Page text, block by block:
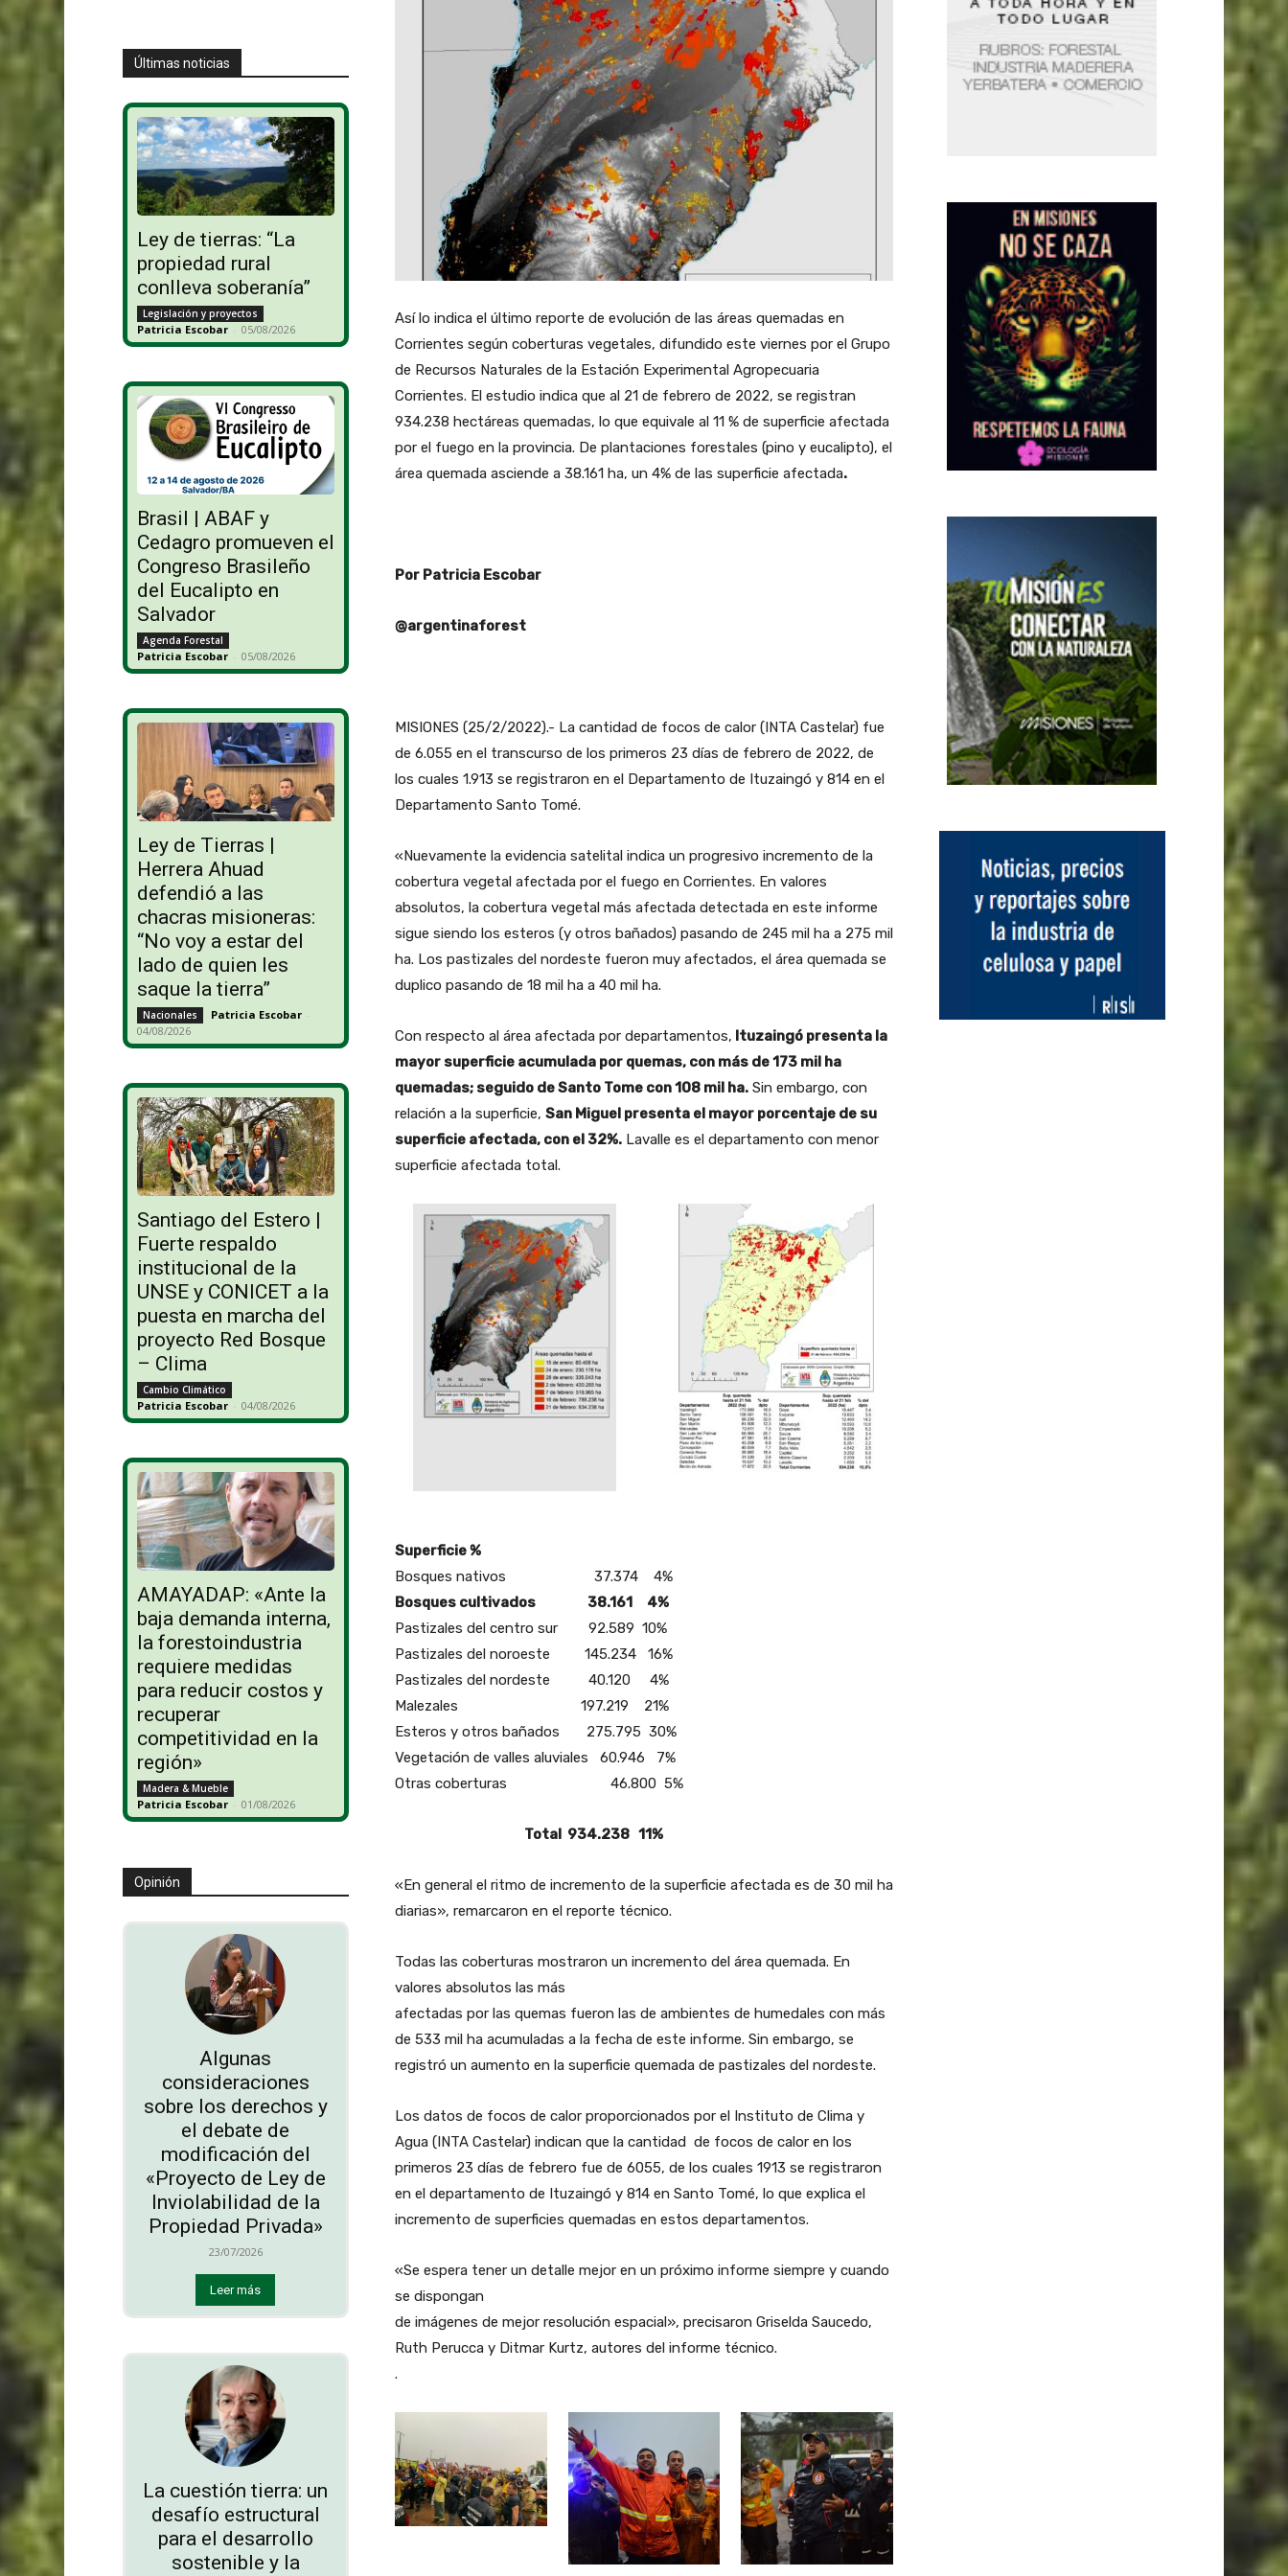
Últimas noticias
Ley de tierras: “La
propiedad rural
conlleva soberanía”
Legislación y proyectos
Patricia Escobar - 05/08/2026
Brasil | ABAF y
Cedagro promueven el
Congreso Brasileño
del Eucalipto en
Salvador
Agenda Forestal
Patricia Escobar - 05/08/2026
Ley de Tierras |
Herrera Ahuad
defendió a las
chacras misioneras:
“No voy a estar del
lado de quien les
saque la tierra”
Nacionales Patricia Escobar -
04/08/2026
Santiago del Estero |
Fuerte respaldo
institucional de la
UNSE y CONICET a la
puesta en marcha del
proyecto Red Bosque
– Clima
Cambio Climático
Patricia Escobar - 04/08/2026
AMAYADAP: «Ante la
baja demanda interna,
la forestoindustria
requiere medidas
para reducir costos y
recuperar
competitividad en la
región»
Madera & Mueble
Patricia Escobar - 01/08/2026
Opinión
Algunas
consideraciones
sobre los derechos y
el debate de
modificación del
«Proyecto de Ley de
Inviolabilidad de la
Propiedad Privada»
23/07/2026
Leer más
La cuestión tierra: un
desafío estructural
para el desarrollo
sostenible y la
Así lo indica el último reporte de evolución de las áreas quemadas en
Corrientes según coberturas vegetales, difundido este viernes por el Grupo
de Recursos Naturales de la Estación Experimental Agropecuaria
Corrientes. El estudio indica que al 21 de febrero de 2022, se registran
934.238 hectáreas quemadas, lo que equivale al 11 % de superficie afectada
por el fuego en la provincia. De plantaciones forestales (pino y eucalipto), el
área quemada asciende a 38.161 ha, un 4% de las superficie afectada.
Por Patricia Escobar
@argentinaforest
MISIONES (25/2/2022).- La cantidad de focos de calor (INTA Castelar) fue
de 6.055 en el transcurso de los primeros 23 días de febrero de 2022, de
los cuales 1.913 se registraron en el Departamento de Ituzaingó y 814 en el
Departamento Santo Tomé.
«Nuevamente la evidencia satelital indica un progresivo incremento de la
cobertura vegetal afectada por el fuego en Corrientes. En valores
absolutos, la cobertura vegetal más afectada detectada en este informe
sigue siendo los esteros (y otros bañados) pasando de 245 mil ha a 275 mil
ha. Los pastizales del nordeste fueron muy afectados, el área quemada se
duplico pasando de 18 mil ha a 40 mil ha.
Con respecto al área afectada por departamentos, Ituzaingó presenta la
mayor superficie acumulada por quemas, con más de 173 mil ha
quemadas; seguido de Santo Tome con 108 mil ha.Sin embargo, con
relación a la superficie, San Miguel presenta el mayor porcentaje de su
superficie afectada, con el 32%.Lavalle es el departamento con menor
superficie afectada total.
Superficie %
Bosques nativos 37.374 4%
Bosques cultivados 38.161 4%
Pastizales del centro sur 92.589 10%
Pastizales del noroeste 145.234 16%
Pastizales del nordeste 40.120 4%
Malezales 197.219 21%
Esteros y otros bañados 275.795 30%
Vegetación de valles aluviales 60.946 7%
Otras coberturas 46.800 5%
Total 934.238 11%
«En general el ritmo de incremento de la superficie afectada es de 30 mil ha
diarias», remarcaron en el reporte técnico.
Todas las coberturas mostraron un incremento del área quemada. En
valores absolutos las más
afectadas por las quemas fueron las de ambientes de humedales con más
de 533 mil ha acumuladas a la fecha de este informe. Sin embargo, se
registró un aumento en la superficie quemada de pastizales del nordeste.
Los datos de focos de calor proporcionados por el Instituto de Clima y
Agua (INTA Castelar) indican que la cantidad de focos de calor en los
primeros 23 días de febrero fue de 6055, de los cuales 1913 se registraron
en el departamento de Ituzaingó y 814 en Santo Tomé, lo que explica el
incremento de superficies quemadas en estos departamentos.
«Se espera tener un detalle mejor en un próximo informe siempre y cuando
se dispongan
de imágenes de mejor resolución espacial», precisaron Griselda Saucedo,
Ruth Perucca y Ditmar Kurtz, autores del informe técnico.
.